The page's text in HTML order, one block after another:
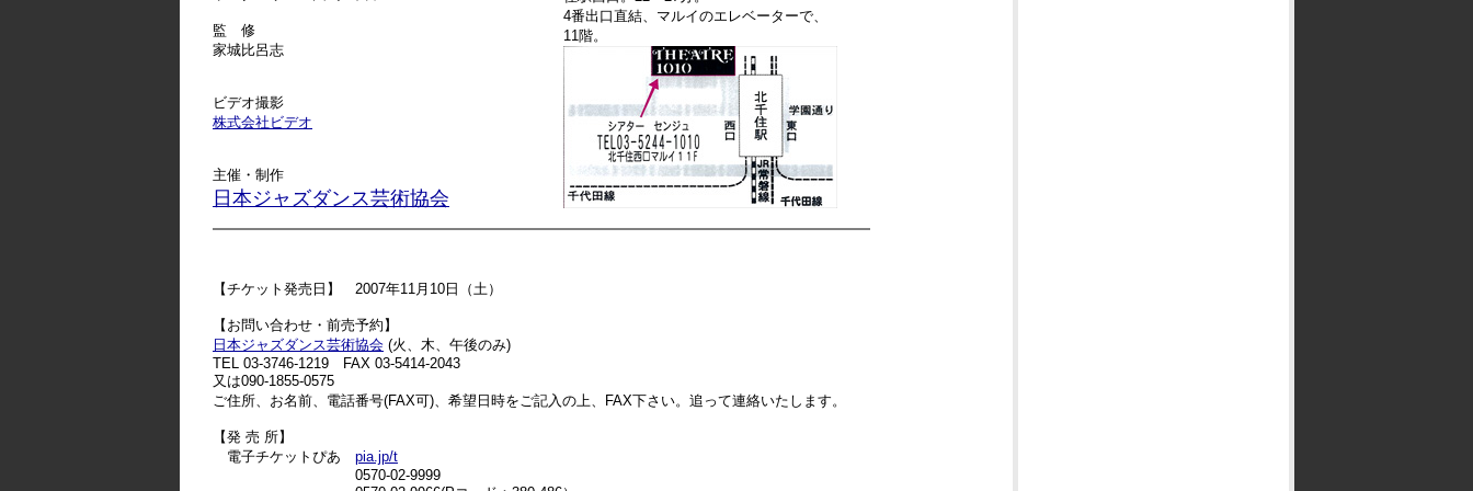
監 修
家城比呂志
ビデオ撮影
株式会社ビデオ
主催・制作
日本ジャズダンス芸術協会
4番出口直結、マルイのエレベーターで、
11階。
【チケット発売日】 2007年11月10日（土）
【お問い合わせ・前売予約】
日本ジャズダンス芸術協会 (火、木、午後のみ)
TEL 03-3746-1219 FAX 03-5414-2043
又は090-1855-0575
ご住所、お名前、電話番号(FAX可)、希望日時をご記入の上、FAX下さい。追って連絡いたします。
【発 売 所】
電子チケットぴあ pia.jp/t
0570-02-9999